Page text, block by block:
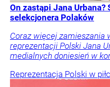
On zastąpi Jana Urbana?
selekcjonera Polaków
Coraz więcej zamieszania
reprezentacji Polski Jana
medialnych doniesień w
Reprezentacja Polski w